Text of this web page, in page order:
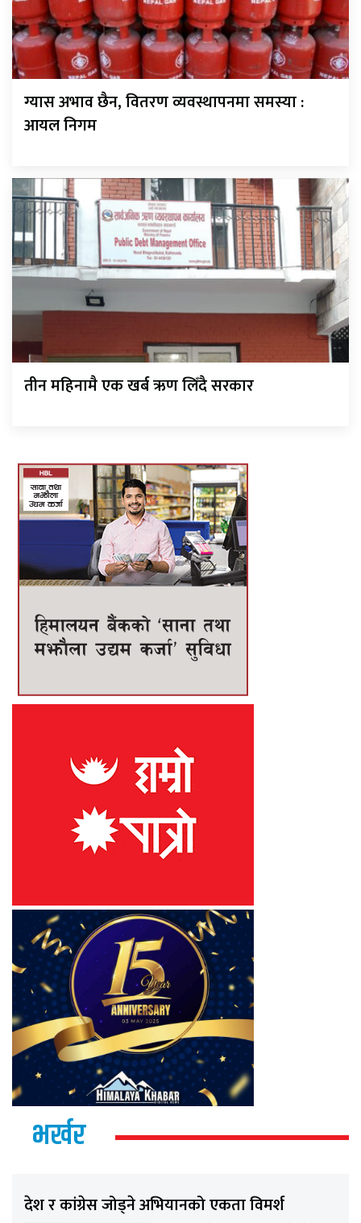
ग्यास अभाव छैन, वितरण व्यवस्थापनमा समस्या :
आयल निगम
तीन महिनामै एक खर्ब ऋण लिँदै सरकार
भर्खर
देश र कांग्रेस जोड्ने अभियानको एकता विमर्श